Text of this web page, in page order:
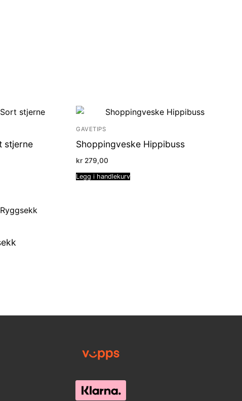
stjerne
GAVETIPS
Shoppingveske Hippibuss
kr 279,00
Legg i handlekurv